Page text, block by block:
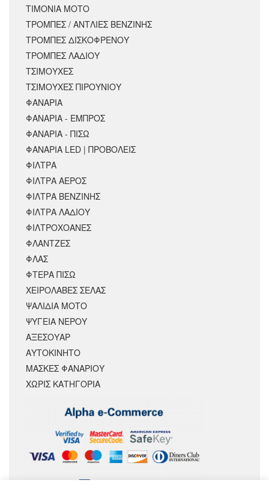
ΤΙΜΟΝΙΑ ΜΟΤΟ
ΤΡΟΜΠΕΣ / ΑΝΤΛΙΕΣ ΒΕΝΖΙΝΗΣ
ΤΡΟΜΠΕΣ ΔΙΣΚΟΦΡΕΝΟΥ
ΤΡΟΜΠΕΣ ΛΑΔΙΟΥ
ΤΣΙΜΟΥΧΕΣ
ΤΣΙΜΟΥΧΕΣ ΠΙΡΟΥΝΙΟΥ
ΦΑΝΑΡΙΑ
ΦΑΝΑΡΙΑ - ΕΜΠΡΟΣ
ΦΑΝΑΡΙΑ - ΠΙΣΩ
ΦΑΝΑΡΙΑ LED | ΠΡΟΒΟΛΕΙΣ
ΦΙΛΤΡΑ
ΦΙΛΤΡΑ ΑΕΡΟΣ
ΦΙΛΤΡΑ ΒΕΝΖΙΝΗΣ
ΦΙΛΤΡΑ ΛΑΔΙΟΥ
ΦΙΛΤΡΟΧΟΑΝΕΣ
ΦΛΑΝΤΖΕΣ
ΦΛΑΣ
ΦΤΕΡΑ ΠΙΣΩ
ΧΕΙΡΟΛΑΒΕΣ ΣΕΛΑΣ
ΨΑΛΙΔΙΑ ΜΟΤΟ
ΨΥΓΕΙΑ ΝΕΡΟΥ
ΑΞΕΣΟΥΆΡ
ΑΥΤΟΚΙΝΗΤΟ
ΜΑΣΚΕΣ ΦΑΝΑΡΙΟΥ
ΧΩΡΊΣ ΚΑΤΗΓΟΡΊΑ